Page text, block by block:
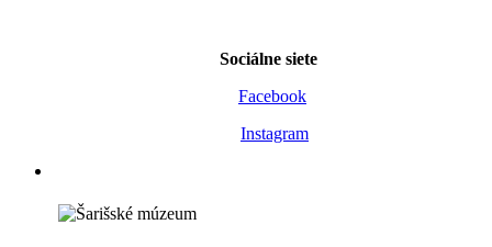
Sociálne siete
Facebook
Instagram